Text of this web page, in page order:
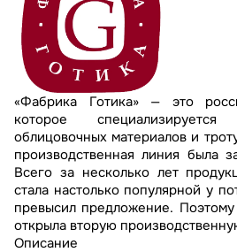
«Фабрика Готика» — это
которое
облицовочных материалов и
производственная линия была
Всего за несколько лет
стала настолько популярной у
превысил предложение.
открыла вторую
Описание